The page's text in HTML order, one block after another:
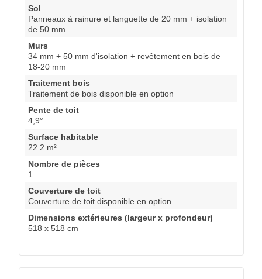
Sol
Panneaux à rainure et languette de 20 mm + isolation
de 50 mm
Murs
34 mm + 50 mm d'isolation + revêtement en bois de
18-20 mm
Traitement bois
Traitement de bois disponible en option
Pente de toit
4,9°
Surface habitable
22.2 m²
Nombre de pièces
1
Couverture de toit
Couverture de toit disponible en option
Dimensions extérieures (largeur x profondeur)
518 x 518 cm